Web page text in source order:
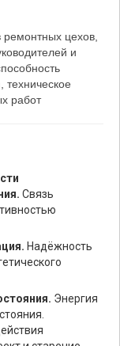
ремонтных цехов,
и
техническое
работ
Связь
Надёжность
Энергия